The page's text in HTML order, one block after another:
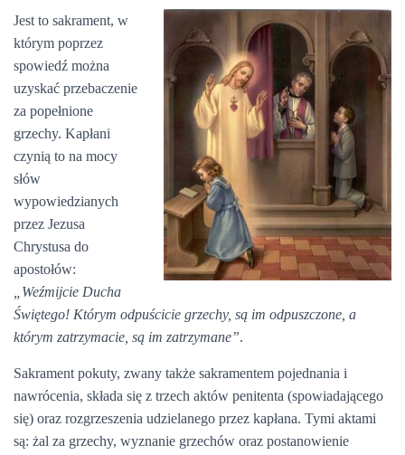
Jest to sakrament, w
którym poprzez
spowiedź można
uzyskać przebaczenie
za popełnione
grzechy. Kapłani
czynią to na mocy
słów
wypowiedzianych
przez Jezusa
Chrystusa do
apostołów:
„Weźmijcie Ducha
Świętego! Którym odpuścicie grzechy, są im odpuszczone, a
którym zatrzymacie, są im zatrzymane”.
Sakrament pokuty, zwany także sakramentem pojednania i
nawrócenia, składa się z trzech aktów penitenta (spowiadającego
się) oraz rozgrzeszenia udzielanego przez kapłana. Tymi aktami
są: żal za grzechy, wyznanie grzechów oraz postanowienie